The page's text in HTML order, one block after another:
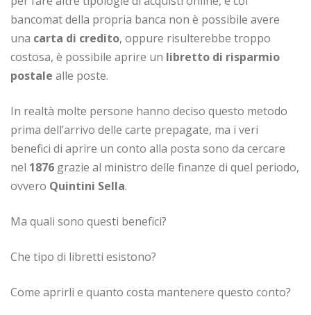
bancomat della propria banca non è possibile avere
una carta di credito, oppure risulterebbe troppo
costosa, è possibile aprire un libretto di risparmio
postale alle poste.
In realtà molte persone hanno deciso questo metodo
prima dell’arrivo delle carte prepagate, ma i veri
benefici di aprire un conto alla posta sono da cercare
nel 1876 grazie al ministro delle finanze di quel periodo,
ovvero Quintini Sella.
Ma quali sono questi benefici?
Che tipo di libretti esistono?
Come aprirli e quanto costa mantenere questo conto?